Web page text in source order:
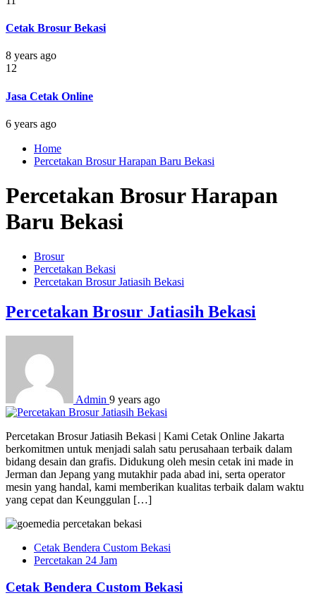
Cetak Brosur Bekasi
8 years ago
12
Jasa Cetak Online
6 years ago
Home
Percetakan Brosur Harapan Baru Bekasi
Percetakan Brosur Harapan
Baru Bekasi
Brosur
Percetakan Bekasi
Percetakan Brosur Jatiasih Bekasi
Percetakan Brosur Jatiasih Bekasi
Admin 9 years ago
Percetakan Brosur Jatiasih Bekasi | Kami Cetak Online Jakarta
berkomitmen untuk menjadi salah satu perusahaan terbaik dalam
bidang desain dan grafis. Didukung oleh mesin cetak ini made in
Jerman dan Jepang yang mutakhir pada abad ini, serta operator
mesin yang handal, kami memberikan kualitas terbaik dalam waktu
yang cepat dan Keunggulan […]
Cetak Bendera Custom Bekasi
Percetakan 24 Jam
Cetak Bendera Custom Bekasi